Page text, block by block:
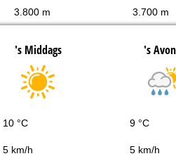
3.800 m 3.700 m
's Middags 's
10 °C 9 °C
5 km/h 5 km/h